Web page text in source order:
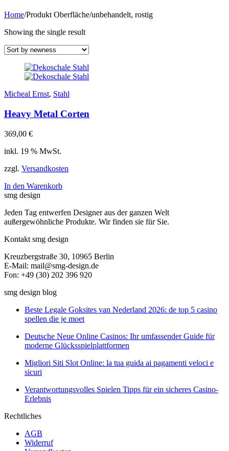
Home/Produkt Oberfläche/unbehandelt, rostig
Showing the single result
Micheal Ernst, Stahl
Heavy Metal Corten
369,00 €
inkl. 19 % MwSt.
zzgl. Versandkosten
In den Warenkorb
smg design
Jeden Tag entwerfen Designer aus der ganzen Welt
außergewöhnliche Produkte. Wir finden sie für Sie.
Kontakt smg design
Kreuzbergstraße 30, 10965 Berlin
E-Mail: mail@smg-design.de
Fon: +49 (30) 202 396 920
smg design blog
Beste Legale Goksites van Nederland 2026: de top 5 casino
spellen die je moet
Deutsche Neue Online Casinos: Ihr umfassender Guide für
moderne Glücksspielplattformen
Migliori Siti Slot Online: la tua guida ai pagamenti veloci e
sicuri
Verantwortungsvolles Spielen Tipps für ein sicheres Casino-
Erlebnis
Rechtliches
AGB
Widerruf